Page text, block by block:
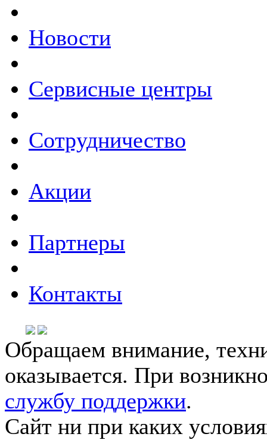
Новости
Сервисные центры
Сотрудничество
Акции
Партнеры
Контакты
Обращаем внимание,
оказывается. При
службу поддержки.
Сайт ни при каких